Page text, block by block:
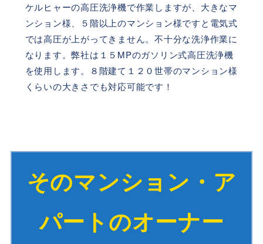
ケルヒャーの高圧洗浄機で作業しますが、大きなマ
ンション様、５階以上のマンション様ですと電気式
では高圧が上がってきません。不十分な洗浄作業に
なります。弊社は１５MPのガソリン式高圧洗浄機
を使用します。８階建て１２０世帯のマンション様
くらいの大きさでも対応可能です！
そのマンション・ア
パートのオーナー